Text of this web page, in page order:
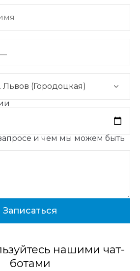
и чем мы можем быть
нашими чат-
ботами